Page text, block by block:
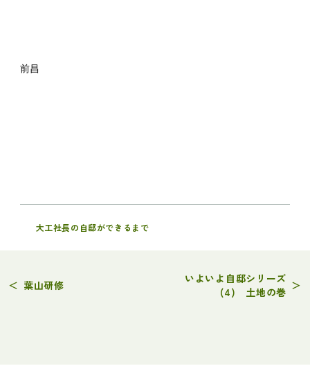
前昌
大工社長の自邸ができるまで
＜ 葉山研修
いよいよ自邸シリーズ
(4) 土地の巻 ＞